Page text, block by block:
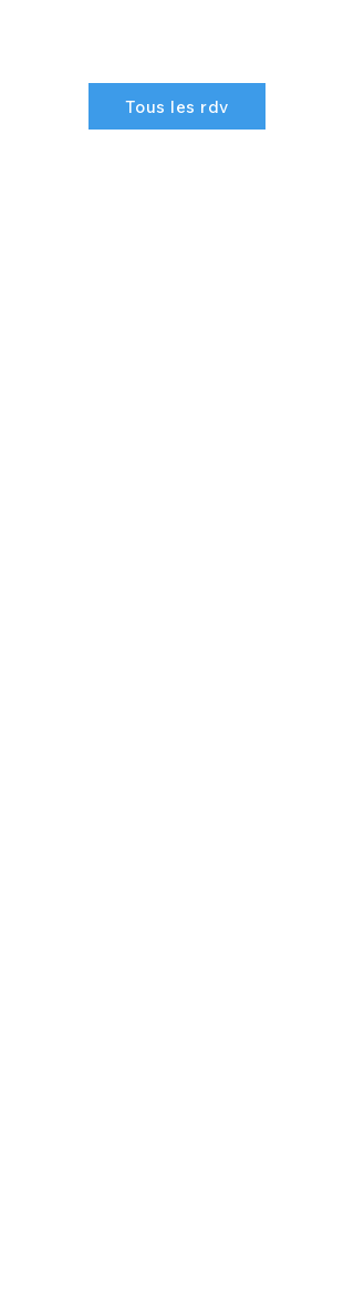
Tous les rdv